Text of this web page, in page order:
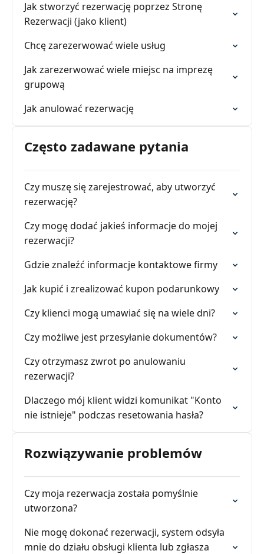
Jak stworzyć rezerwację poprzez Stronę
Rezerwacji (jako klient)
Chcę zarezerwować wiele usług
Jak zarezerwować wiele miejsc na imprezę
grupową
Jak anulować rezerwację
Często zadawane pytania
Czy muszę się zarejestrować, aby utworzyć
rezerwację?
Czy mogę dodać jakieś informacje do mojej
rezerwacji?
Gdzie znaleźć informacje kontaktowe firmy
Jak kupić i zrealizować kupon podarunkowy
Czy klienci mogą umawiać się na wiele dni?
Czy możliwe jest przesyłanie dokumentów?
Czy otrzymasz zwrot po anulowaniu
rezerwacji?
Dlaczego mój klient widzi komunikat "Konto
nie istnieje" podczas resetowania hasła?
Rozwiązywanie problemów
Czy moja rezerwacja została pomyślnie
utworzona?
Nie mogę dokonać rezerwacji, system odsyła
mnie do działu obsługi klienta lub zgłasza